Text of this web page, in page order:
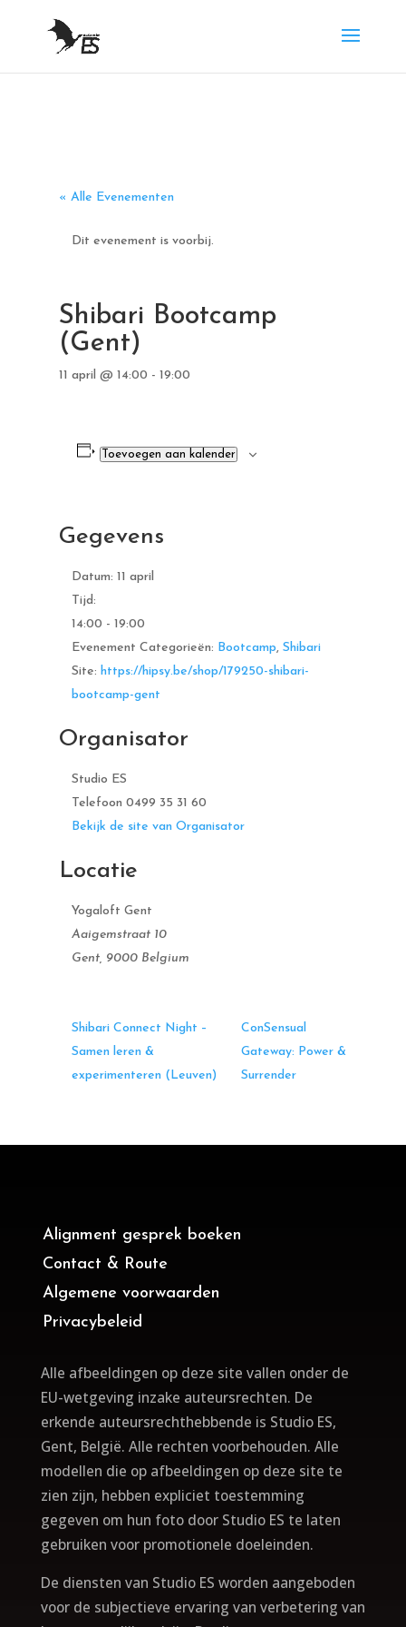
« Alle Evenementen
Dit evenement is voorbij.
Shibari Bootcamp
(Gent)
11 april @ 14:00 - 19:00
Toevoegen aan kalender
Gegevens
Datum: 11 april
Tijd:
14:00 - 19:00
Evenement Categorieën: Bootcamp, Shibari
Site: https://hipsy.be/shop/179250-shibari-
bootcamp-gent
Locatie
Yogaloft Gent
Aaigemstraat 10
Gent, 9000 Belgium
Organisator
Studio ES
Telefoon 0499 35 31 60
Bekijk de site van Organisator
Shibari Connect Night –
Samen leren &
experimenteren (Leuven)
ConSensual
Gateway: Power &
Surrender
Alignment gesprek boeken
Contact & Route
Algemene voorwaarden
Privacybeleid
Alle afbeeldingen op deze site vallen onder de
EU-wetgeving inzake auteursrechten. De
erkende auteursrechthebbende is Studio ES,
Gent, België. Alle rechten voorbehouden. Alle
modellen die op afbeeldingen op deze site te
zien zijn, hebben expliciet toestemming
gegeven om hun foto door Studio ES te laten
gebruiken voor promotionele doeleinden.
De diensten van Studio ES worden aangeboden
voor de subjectieve ervaring van verbetering van